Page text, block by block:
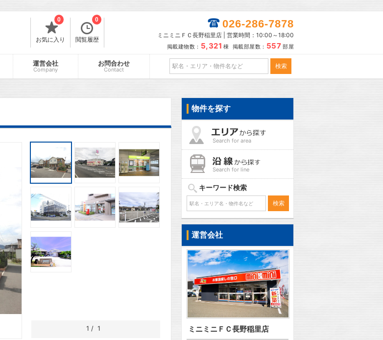
お気に入り
0
閲覧履歴
0 026-286-7878
ミニミニＦＣ長野稲里店 | 営業時間：10:00～18:00
掲載建物数： 5,321 棟 掲載部屋数： 557 部屋
運営会社
Company
お問合わせ
Contact
1 / 1
物件を探す
Search for area
Search for line
キーワード検索
運営会社
ミニミニＦＣ長野稲里店